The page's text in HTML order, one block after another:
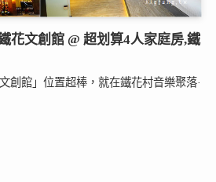
花文創館 @ 超划算4人家庭房,鐵
創館」位置超棒，就在鐵花村音樂聚落·